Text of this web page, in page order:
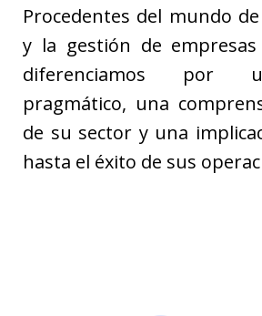
Procedentes del mundo
y la gestión de
diferenciamos por
pragmático, una
de su sector y una
hasta el éxito de sus